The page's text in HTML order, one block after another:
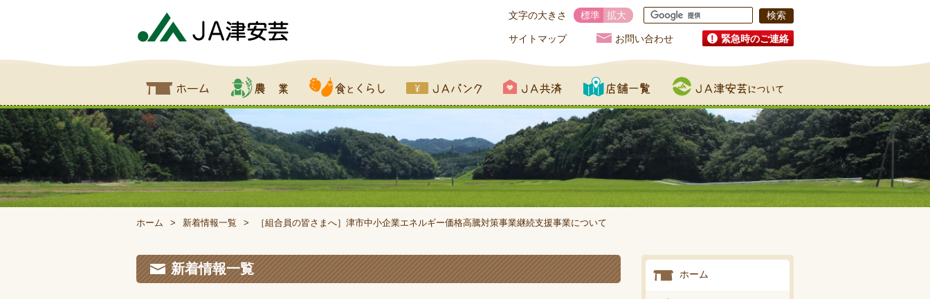
ホーム 農業 食とくらし JAバンク JA共済 店舗一覧 JA津安芸について
文字の大きさ 標準 拡大
サイトマップ お問い合わせ 緊急時のご連絡
ホーム 新着情報一覧 ［組合員の皆さまへ］津市中小企業エネルギー価格高騰対策事業継続支援事業について
新着情報一覧 ホーム